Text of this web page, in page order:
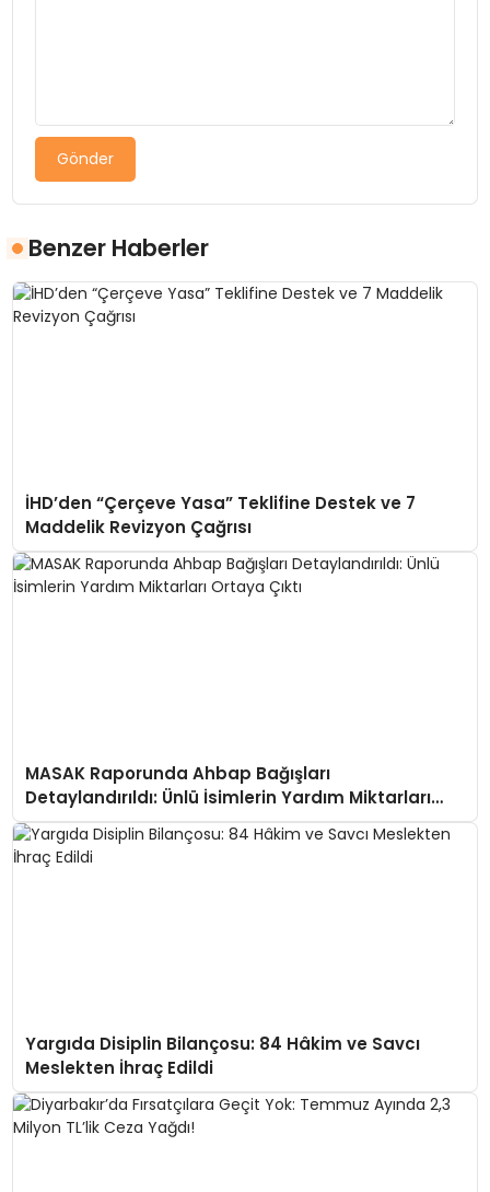
Gönder
Benzer Haberler
İHD’den “Çerçeve Yasa” Teklifine Destek ve 7
Maddelik Revizyon Çağrısı
MASAK Raporunda Ahbap Bağışları
Detaylandırıldı: Ünlü İsimlerin Yardım Miktarları
Ortaya Çıktı
Yargıda Disiplin Bilançosu: 84 Hâkim ve Savcı
Meslekten İhraç Edildi